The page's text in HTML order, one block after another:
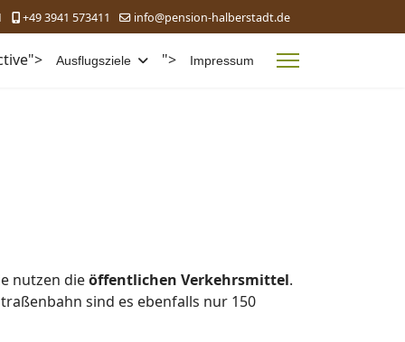
+49 3941 573411 info@pension-halberstadt.de
Ausflugsziele "> Impressum
nutzen dieöffentlichen Verkehrsmittel.
sind es ebenfalls nur 150